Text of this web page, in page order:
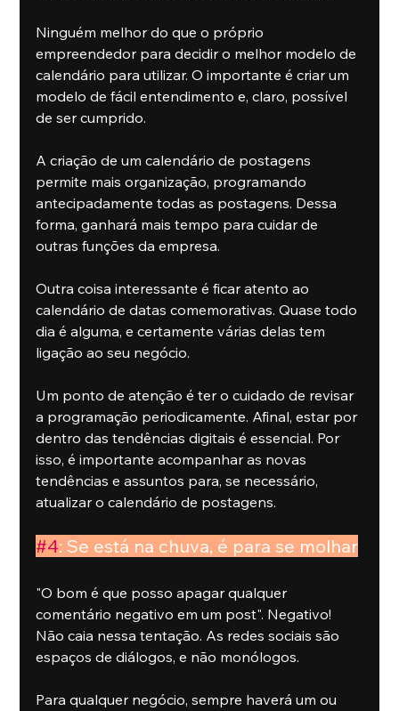
Ninguém melhor do que o próprio
empreendedor para decidir o melhor modelo de
calendário para utilizar. O importante é criar um
modelo de fácil entendimento e, claro, possível
de ser cumprido.
A criação de um calendário de postagens
permite mais organização, programando
antecipadamente todas as postagens. Dessa
forma, ganhará mais tempo para cuidar de
outras funções da empresa.
Outra coisa interessante é ficar atento ao
calendário de datas comemorativas. Quase todo
dia é alguma, e certamente várias delas tem
ligação ao seu negócio.
Um ponto de atenção é ter o cuidado de revisar
a programação periodicamente. Afinal, estar por
dentro das tendências digitais é essencial. Por
isso, é importante acompanhar as novas
tendências e assuntos para, se necessário,
atualizar o calendário de postagens.
#4: Se está na chuva, é para se molhar
"O bom é que posso apagar qualquer
comentário negativo em um post". Negativo!
Não caia nessa tentação. As redes sociais são
espaços de diálogos, e não monólogos.
Para qualquer negócio, sempre haverá um ou